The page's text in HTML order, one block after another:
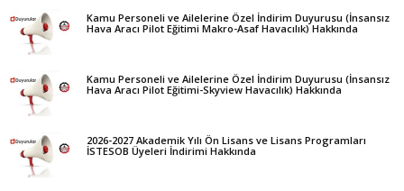
Kamu Personeli ve Ailelerine Özel İndirim Duyurusu (İnsansız
Hava Aracı Pilot Eğitimi Makro-Asaf Havacılık) Hakkında
Kamu Personeli ve Ailelerine Özel İndirim Duyurusu (İnsansız
Hava Aracı Pilot Eğitimi-Skyview Havacılık) Hakkında
2026-2027 Akademik Yılı Ön Lisans ve Lisans Programları
İSTESOB Üyeleri İndirimi Hakkında